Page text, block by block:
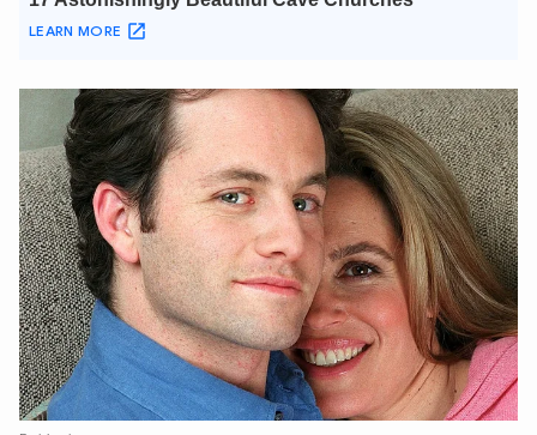
XIN CHÀO,
TÔI LÀ CHATBOT CỦA
Hãy hỏi tôi bất kỳ điều gì bạn cần biết về
An Ninh Thủ Đô nhé. Tôi sẵn sàng hỗ trợ!